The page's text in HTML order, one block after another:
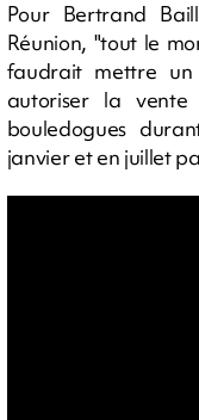
Pour Bertrand
Réunion, "tout le
faudrait mettre
autoriser la
bouledogues
janvier et en juillet